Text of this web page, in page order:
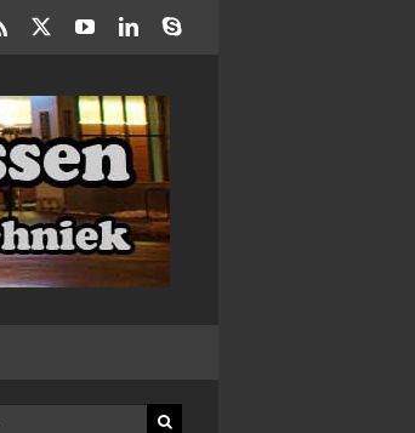
Rss YouTubeLinkedInSkype